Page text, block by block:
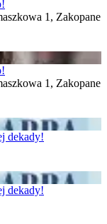
1, Zakopane
1, Zakopane
dekady!
dekady!